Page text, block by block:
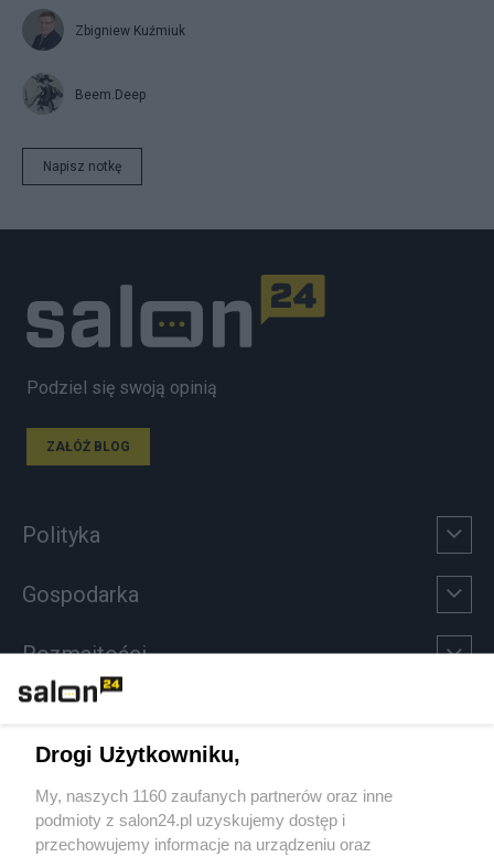
Zbigniew Kuźmiuk
Beem.Deep
Napisz notkę
Podziel się swoją opinią
ZAŁÓŻ BLOG
Polityka
Gospodarka
Rozmaitości
Sport
Społeczeństwo
Drogi Użytkowniku,
My, naszych 1160 zaufanych partnerów oraz inne
podmioty z salon24.pl uzyskujemy dostęp i
przechowujemy informacje na urządzeniu oraz